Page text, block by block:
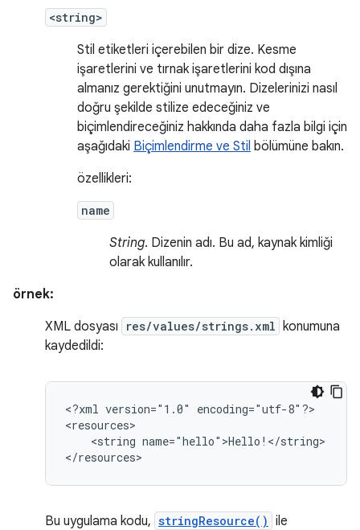
<string>
Stil etiketleri içerebilen bir dize. Kesme
işaretlerini ve tırnak işaretlerini kod dışına
almanız gerektiğini unutmayın. Dizelerinizi nasıl
doğru şekilde stilize edeceğiniz ve
biçimlendireceğiniz hakkında daha fazla bilgi için
aşağıdaki Biçimlendirme ve Stil bölümüne bakın.
özellikleri:
name
String. Dizenin adı. Bu ad, kaynak kimliği
olarak kullanılır.
örnek:
XML dosyası
res/values/strings.xml konumuna
kaydedildi:
<?xml version="1.0"
encoding="utf-8"?>
<string name="hello">Hello!</string>
</resources>
Bu uygulama kodu, stringResource() ile